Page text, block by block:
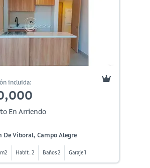
incluida:
En Arriendo
De Viboral, Campo Alegre
Habit. 2 Baños 2 Garaje 1